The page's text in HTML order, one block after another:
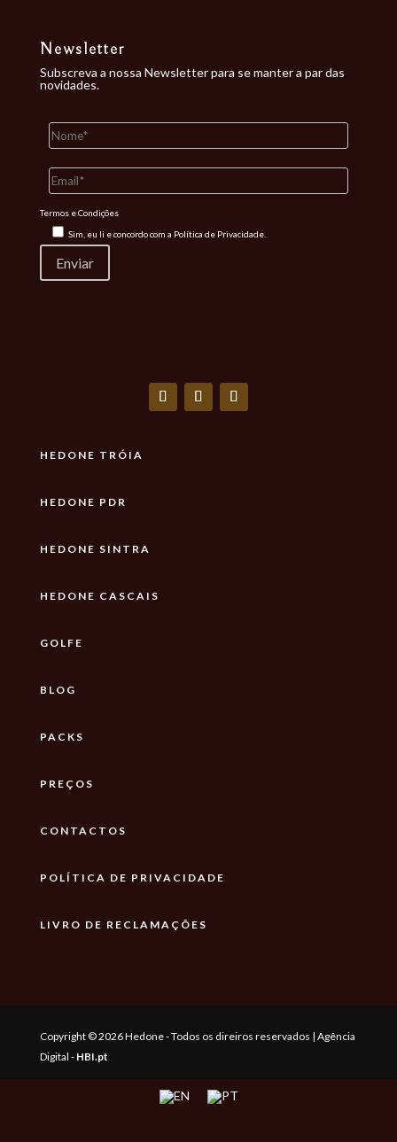
Newsletter
Subscreva a nossa Newsletter para se manter a par das
novidades.
Termos e Condições
Sim, eu li e concordo com a Política de Privacidade.
HEDONE TRÓIA
HEDONE PDR
HEDONE SINTRA
HEDONE CASCAIS
GOLFE
BLOG
PACKS
PREÇOS
CONTACTOS
POLÍTICA DE PRIVACIDADE
LIVRO DE RECLAMAÇÕES
Copyright © 2026 Hedone - Todos os direiros reservados | Agência
Digital - HBI.pt